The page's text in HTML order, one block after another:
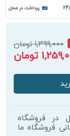
پرداخت در محل
1,399,000 تومان
تومان
در فروشگاه
فروشگاه ما